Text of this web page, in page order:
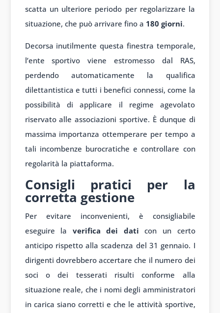
scatta un ulteriore periodo per regolarizzare la
situazione, che può arrivare fino a 180 giorni.
Decorsa inutilmente questa finestra temporale,
l’ente sportivo viene estromesso dal RAS,
perdendo automaticamente la qualifica
dilettantistica e tutti i benefici connessi, come la
possibilità di applicare il regime agevolato
riservato alle associazioni sportive. È dunque di
massima importanza ottemperare per tempo a
tali incombenze burocratiche e controllare con
regolarità la piattaforma.
Consigli pratici per la
corretta gestione
Per evitare inconvenienti, è consigliabile
eseguire la verifica dei dati con un certo
anticipo rispetto alla scadenza del 31 gennaio. I
dirigenti dovrebbero accertare che il numero dei
soci o dei tesserati risulti conforme alla
situazione reale, che i nomi degli amministratori
in carica siano corretti e che le attività sportive,